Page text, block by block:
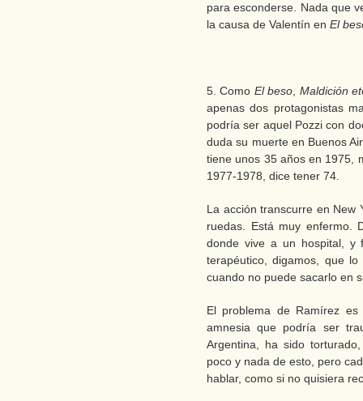
para esconderse. Nada que
la causa de Valentín en El
5. Como El beso Maldición
apenas dos protagonistas
podría ser aquel Pozzi con
duda su muerte en Buenos
tiene unos 35 años en 1975,
1977-1978, dice tener 74.
La acción transcurre en New
ruedas. Está muy enfermo.
donde vive a un hospital, y
terapéutico, digamos, que
cuando no puede sacarlo en
El problema de Ramírez
amnesia que podría ser
Argentina, ha sido
poco y nada de esto, pero
hablar, como si no quisiera